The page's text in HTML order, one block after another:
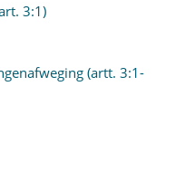
3:1)
(artt. 3:1-